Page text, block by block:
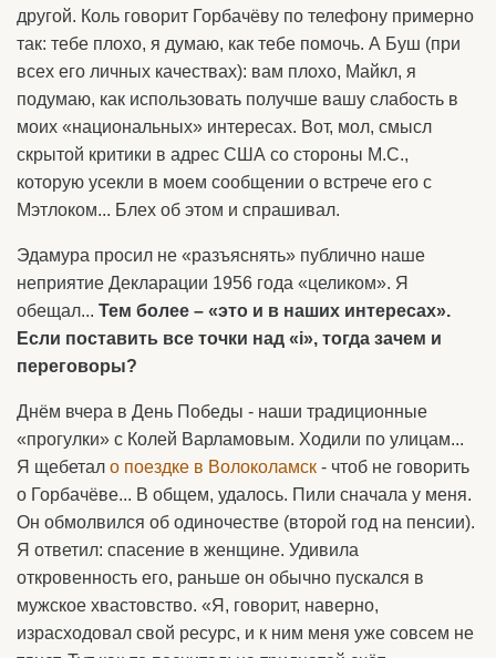
другой. Коль говорит Горбачёву по телефону примерно
так: тебе плохо, я думаю, как тебе помочь. А Буш (при
всех его личных качествах): вам плохо, Майкл, я
подумаю, как использовать получше вашу слабость в
моих «национальных» интересах. Вот, мол, смысл
скрытой критики в адрес США со стороны М.С.,
которую усекли в моем сообщении о встрече его с
Мэтлоком... Блех об этом и спрашивал.
Эдамура просил не «разъяснять» публично наше
неприятие Декларации 1956 года «целиком». Я
обещал... Тем более – «это и в наших интересах».
Если поставить все точки над «i», тогда зачем и
переговоры?
Днём вчера в День Победы - наши традиционные
«прогулки» с Колей Варламовым. Ходили по улицам...
Я щебетал о поездке в Волоколамск - чтоб не говорить
о Горбачёве... В общем, удалось. Пили сначала у меня.
Он обмолвился об одиночестве (второй год на пенсии).
Я ответил: спасение в женщине. Удивила
откровенность его, раньше он обычно пускался в
мужское хвастовство. «Я, говорит, наверно,
израсходовал свой ресурс, и к ним меня уже совсем не